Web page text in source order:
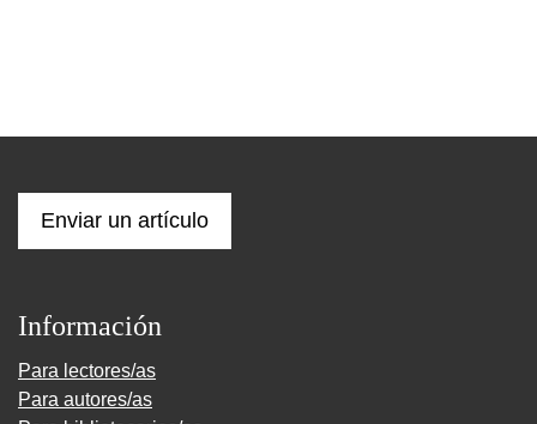
Enviar un artículo
Información
Para lectores/as
Para autores/as